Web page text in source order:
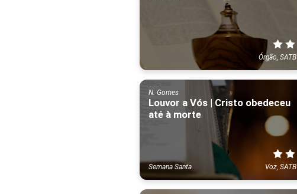
Órgão, SATB
N. Gomes
Louvor a Vós | Cristo obedeceu
até à morte
Semana Santa Voz, SATB